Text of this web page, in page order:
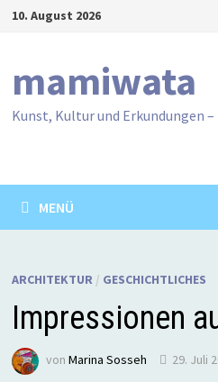
Zum10. August 2026
mamiwata
Kunst, Kultur und Erkundungen
MENÜ
ARCHITEKTUR / GESCHICHTLICHES
Impressionen
von Marina Sosseh 29. Juli